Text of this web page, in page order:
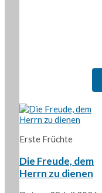
Erste Früchte
Die Freude, dem
Herrn zu dienen